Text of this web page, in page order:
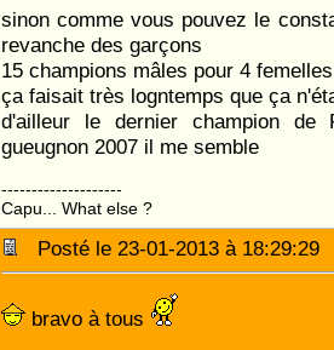
sinon comme vous pouvez le
revanche des garçons
15 champions mâles pour 4 femelles
ça faisait très logntemps que ça
d'ailleur le dernier champion de
gueugnon 2007 il me semble
--------------------
Capu... What else ?
Posté le 23-01-2013 à
bravo à tous